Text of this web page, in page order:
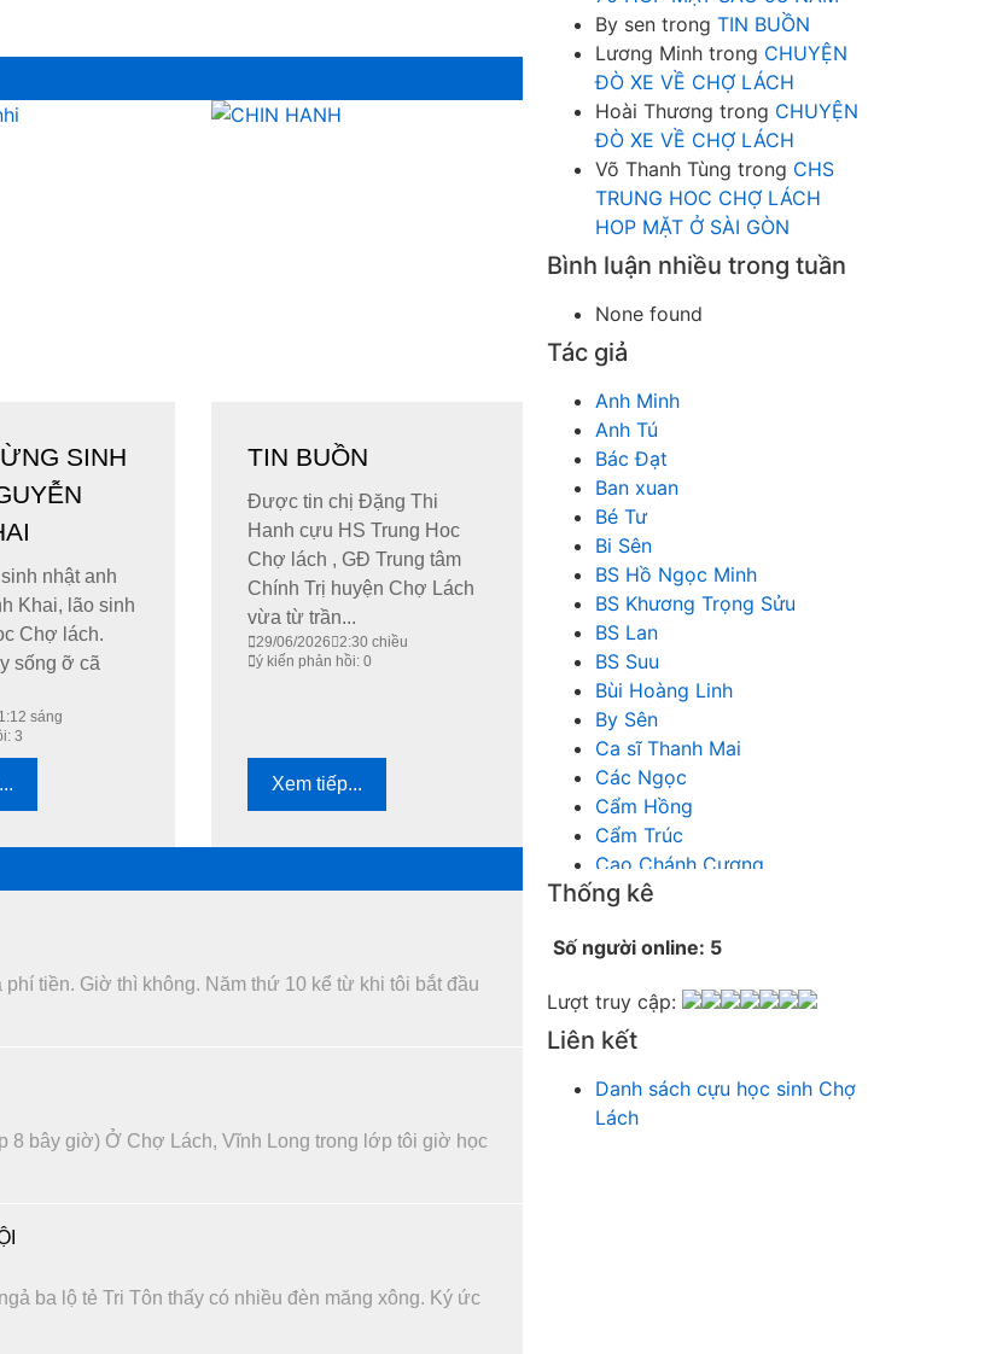
SINH
nhật anh
Khai, lão sinh
Chợ lách.
sống ỡ cã
sáng
3
TIN BUỒN
Được tin chị Đặng Thi
Hanh cựu HS Trung Hoc
Chợ lách , GĐ Trung tâm
Chính Trị huyện Chợ Lách
vừa từ trần...
29/06/2026 2:30 chiều
ý kiến phản hồi: 0
Xem tiếp...
tiền. Giờ thì không. Năm thứ 10 kể từ khi tôi bắt đầu
8 bây giờ) Ở Chợ Lách, Vĩnh Long trong lớp tôi giờ học
ba lộ tẻ Tri Tôn thấy có nhiều đèn măng xông. Ký ức
By sen trong TIN BUỒN
Lương Minh trong CHUYỆN
ĐÒ XE VỀ CHỢ LÁCH
Hoài Thương trong CHUYỆN
ĐÒ XE VỀ CHỢ LÁCH
Võ Thanh Tùng trong CHS
TRUNG HOC CHỢ LÁCH
HOP MẶT Ở SÀI GÒN
Bình luận nhiều trong tuần
None found
Tác giả
Anh Minh
Anh Tú
Bác Đạt
Ban xuan
Bé Tư
Bi Sên
BS Hồ Ngọc Minh
BS Khương Trọng Sửu
BS Lan
BS Suu
Bùi Hoàng Linh
By Sên
Ca sĩ Thanh Mai
Các Ngọc
Cẩm Hồng
Cẩm Trúc
Cao Chánh Cương
Cao Nhật Quyên
Chích Chị
Chu Trầm Nguyên Minh
Cò Bằng
Công Bình
Công Hòa
Thống kê
Số người online: 5
Lượt truy cập:
Liên kết
Danh sách cựu học sinh Chợ
Lách